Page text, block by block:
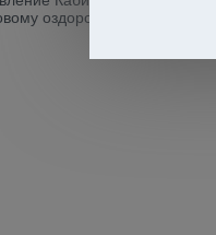
оздоровлению